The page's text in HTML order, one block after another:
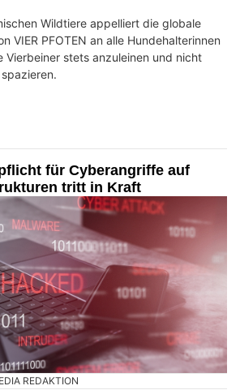
Wildtiere appelliert die globale
VIER PFOTEN an alle Hundehalterinnen
Vierbeiner stets anzuleinen und nicht
für Cyberangriffe auf
tritt in Kraft
REDAKTION